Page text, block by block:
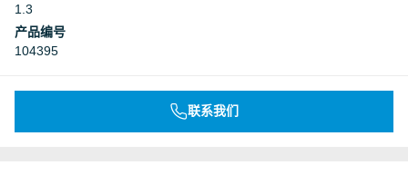
1.3
产品编号
104395
联系我们